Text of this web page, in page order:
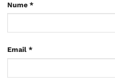
Nume *
Email *